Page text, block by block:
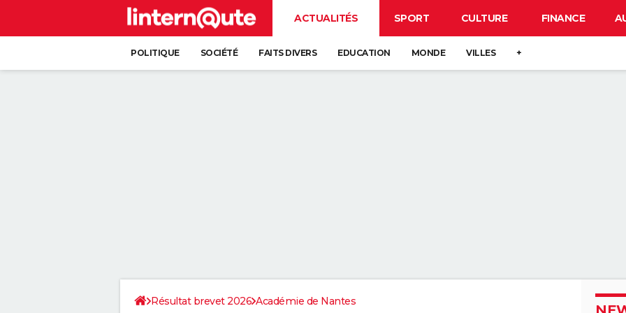
ACTUALITÉS SPORT CULTURE FINANCE
POLITIQUE SOCIÉTÉ FAITS DIVERS EDUCATION MONDE VILLES +
Résultat brevet 2026 Académie de Nantes